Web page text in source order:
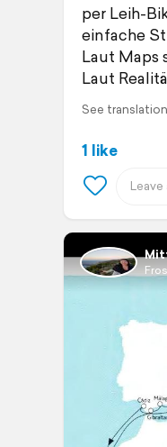
per Leih-
einfache
Laut Maps
Laut
See translation
1 like